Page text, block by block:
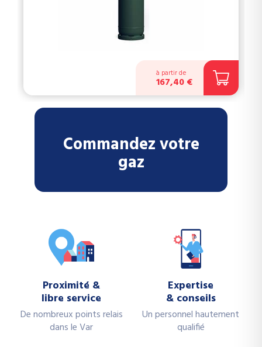
à partir de
167,40 €
Commandez votre
gaz
Proximité &
libre service
De nombreux points relais
dans le Var
Expertise
& conseils
Un personnel hautement
qualifié